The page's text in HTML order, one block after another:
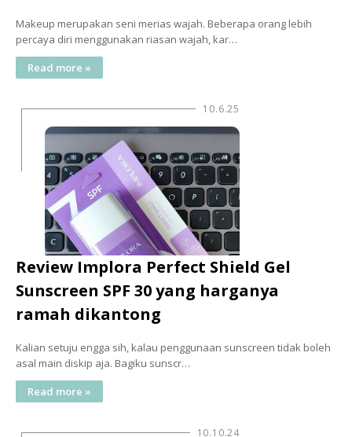
Makeup merupakan seni merias wajah. Beberapa orang lebih
percaya diri menggunakan riasan wajah, kar…
Read more »
10.6.25
Review Implora Perfect Shield Gel
Sunscreen SPF 30 yang harganya
ramah dikantong
Kalian setuju engga sih, kalau penggunaan sunscreen tidak boleh
asal main diskip aja. Bagiku sunscr…
Read more »
10.10.24